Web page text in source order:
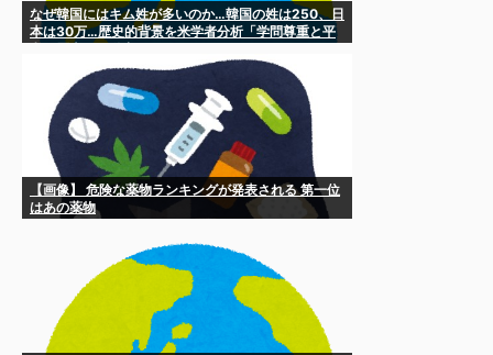
なぜ韓国にはキム姓が多いのか…韓国の姓は250、日
本は30万…歴史的背景を米学者分析「学問尊重と平
【画像】 危険な薬物ランキングが発表される 第一位
はあの薬物